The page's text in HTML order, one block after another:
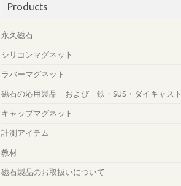
Products
永久磁石
シリコンマグネット
ラバーマグネット
磁石の応用製品 および 鉄・SUS・ダイキャスト
キャップマグネット
計測アイテム
教材
磁石製品のお取扱いについて